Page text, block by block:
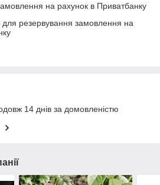
на рахунок в Приватбанку
резервування замовлення на
14 днів за домовленістю